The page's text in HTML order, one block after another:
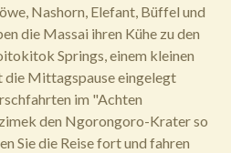
Nashorn, Elefant, Büffel und
die Massai ihren Kühe zu den
Springs, einem kleinen
die Mittagspause eingelegt
im "Achten
den Ngorongoro-Krater so
Sie die Reise fort und fahren